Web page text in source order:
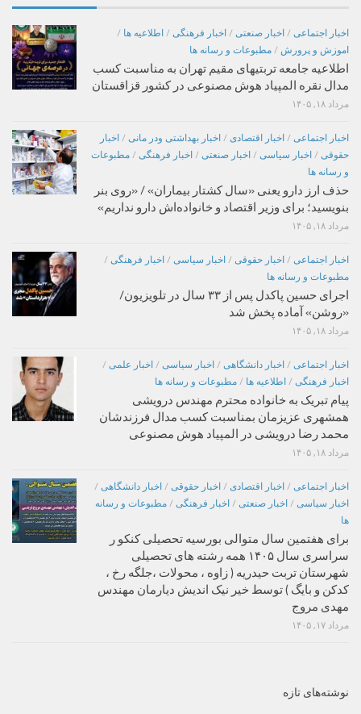
اخبار اجتماعی / اخبار صنعتی / اخبار فرهنگی / اطلاعیه ها /
اموزش و پرورش / مطبوعات و رسانه ها
اطلاعیه جامعه تربتیهای مقیم تهران به مناسبت کسب
مدال نقره المپیاد هوش مصنوعی در کشور قزاقستان
مرداد ۱۸, ۱۴۰۵
اخبار اجتماعی / اخبار اقتصادی / اخبار بهداشتی ودر مانی / اخبار
حقوقی / اخبار سیاسی / اخبار صنعتی / اخبار فرهنگی / مطبوعات
و رسانه ها
حذف ارز دارو یعنی «سال کشتار بیماران» / «روی بنر
بنویسید؛ برای وزیر اقتصاد و خانواده‌اش دارو نداریم»
مرداد ۱۸, ۱۴۰۵
اخبار اجتماعی / اخبار حقوقی / اخبار سیاسی / اخبار فرهنگی /
مطبوعات و رسانه ها
اجرای حسین پاکدل پس از ۳۳ سال در تلویزیون/
«روشن» آماده پخش شد
مرداد ۱۸, ۱۴۰۵
اخبار اجتماعی / اخبار دانشگاهی / اخبار سیاسی / اخبار علمی /
اخبار فرهنگی / اطلاعیه ها / مطبوعات و رسانه ها
پیام تبریک به خانواده محترم مهندس درویشی
همشهری عزیزمان بمناسبت کسب مدال فرزندشان
محمد رضا درویشی در المپیاد هوش مصنوعی
مرداد ۱۸, ۱۴۰۵
اخبار اجتماعی / اخبار اقتصادی / اخبار حقوقی / اخبار دانشگاهی /
اخبار سیاسی / اخبار صنعتی / اخبار فرهنگی / مطبوعات و رسانه
ها
برای هفتمین سال متوالی بورسیه تحصیلی کنکو ر
سراسری سال ۱۴۰۵ همه رشته های تحصیلی
شهرستان تربت حیدریه ( زاوه ، محولات ،جلگه رخ ،
کدکن و بایگ ) توسط خیر نیک اندیش دیارمان مهندس
مهدی مروج
مرداد ۱۷, ۱۴۰۵
نوشته‌های تازه